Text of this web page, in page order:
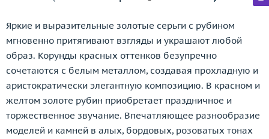
Яркие и выразительные золотые серьги с рубином
мгновенно притягивают взгляды и украшают любой
образ. Корунды красных оттенков безупречно
сочетаются с белым металлом, создавая прохладную и
аристократически элегантную композицию. В красном и
желтом золоте рубин приобретает праздничное и
торжественное звучание. Впечатляющее разнообразие
моделей и камней в алых, бордовых, розоватых тонах